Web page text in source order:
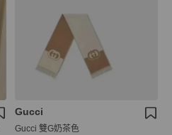
Gucci
Gucci 雙G奶茶色